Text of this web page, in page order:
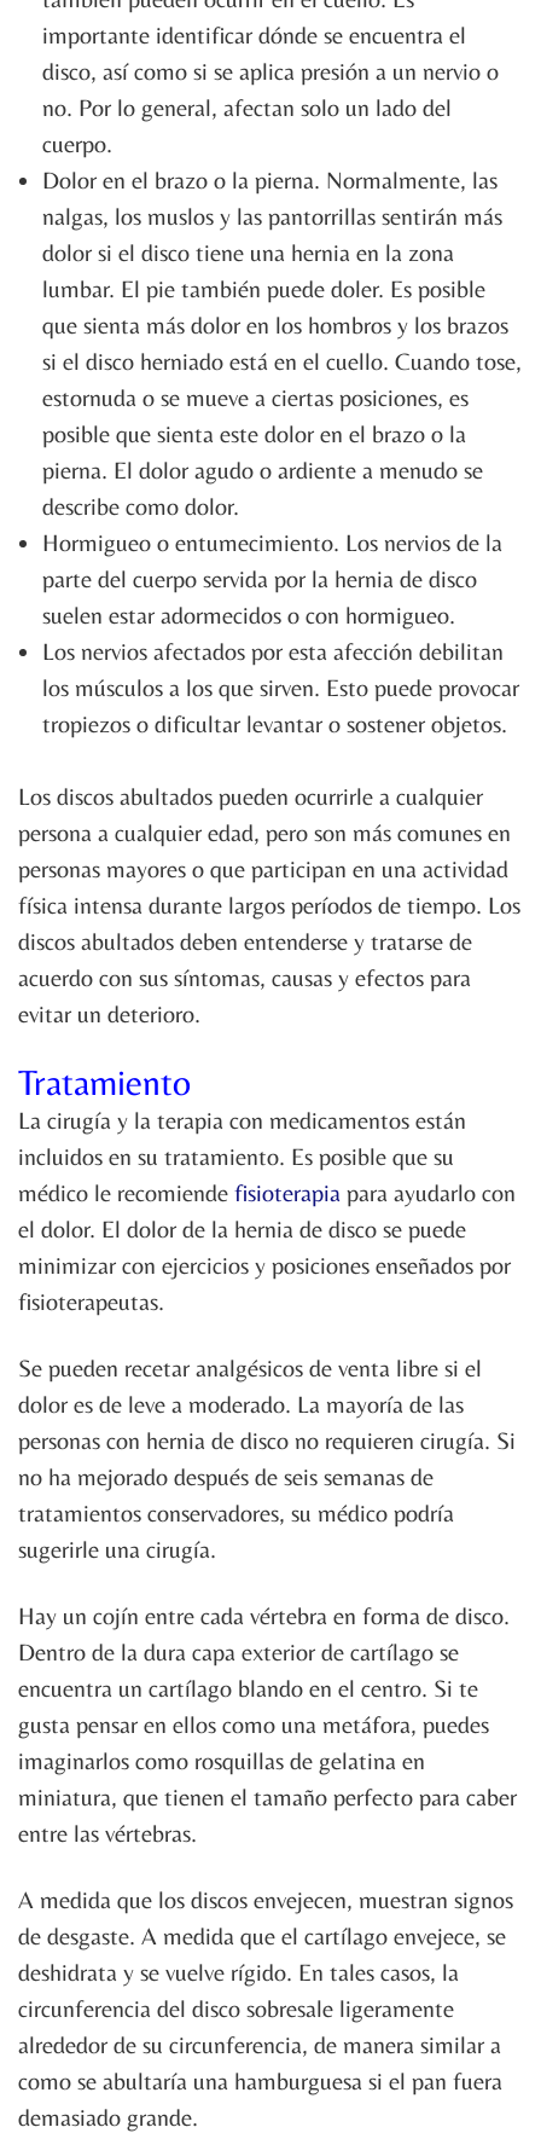
importante identificar dónde se encuentra el
disco, así como si se aplica presión a un nervio o
no. Por lo general, afectan solo un lado del
cuerpo.
Dolor en el brazo o la pierna. Normalmente, las
nalgas, los muslos y las pantorrillas sentirán más
dolor si el disco tiene una hernia en la zona
lumbar. El pie también puede doler. Es posible
que sienta más dolor en los hombros y los brazos
si el disco herniado está en el cuello. Cuando tose,
estornuda o se mueve a ciertas posiciones, es
posible que sienta este dolor en el brazo o la
pierna. El dolor agudo o ardiente a menudo se
describe como dolor.
Hormigueo o entumecimiento. Los nervios de la
parte del cuerpo servida por la hernia de disco
suelen estar adormecidos o con hormigueo.
Los nervios afectados por esta afección debilitan
los músculos a los que sirven. Esto puede provocar
tropiezos o dificultar levantar o sostener objetos.
Los discos abultados pueden ocurrirle a cualquier
persona a cualquier edad, pero son más comunes en
personas mayores o que participan en una actividad
física intensa durante largos períodos de tiempo. Los
discos abultados deben entenderse y tratarse de
acuerdo con sus síntomas, causas y efectos para
evitar un deterioro.
Tratamiento
La cirugía y la terapia con medicamentos están
incluidos en su tratamiento. Es posible que su
médico le recomiende fisioterapia para ayudarlo con
el dolor. El dolor de la hernia de disco se puede
minimizar con ejercicios y posiciones enseñados por
fisioterapeutas.
Se pueden recetar analgésicos de venta libre si el
dolor es de leve a moderado. La mayoría de las
personas con hernia de disco no requieren cirugía. Si
no ha mejorado después de seis semanas de
tratamientos conservadores, su médico podría
sugerirle una cirugía.
Hay un cojín entre cada vértebra en forma de disco.
Dentro de la dura capa exterior de cartílago se
encuentra un cartílago blando en el centro. Si te
gusta pensar en ellos como una metáfora, puedes
imaginarlos como rosquillas de gelatina en
miniatura, que tienen el tamaño perfecto para caber
entre las vértebras.
A medida que los discos envejecen, muestran signos
de desgaste. A medida que el cartílago envejece, se
deshidrata y se vuelve rígido. En tales casos, la
circunferencia del disco sobresale ligeramente
alrededor de su circunferencia, de manera similar a
como se abultaría una hamburguesa si el pan fuera
demasiado grande.